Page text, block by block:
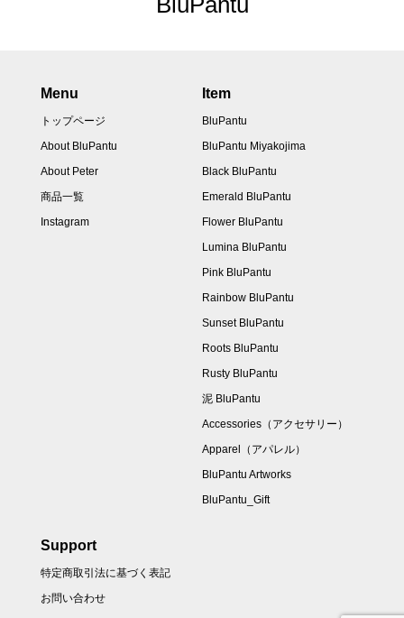
Menu
トップページ
About BluPantu
About Peter
商品一覧
Instagram
Item
BluPantu
BluPantu Miyakojima
Black BluPantu
Emerald BluPantu
Flower BluPantu
Lumina BluPantu
Pink BluPantu
Rainbow BluPantu
Sunset BluPantu
Roots BluPantu
Rusty BluPantu
泥 BluPantu
Accessories（アクセサリー）
Apparel（アパレル）
BluPantu Artworks
BluPantu_Gift
Support
特定商取引法に基づく表記
お問い合わせ